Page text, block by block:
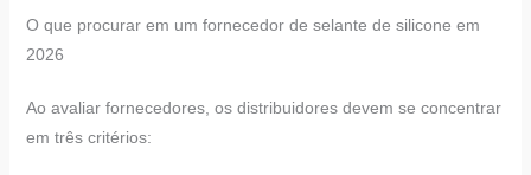
O que procurar em um fornecedor de selante de silicone em
2026
Ao avaliar fornecedores, os distribuidores devem se concentrar
em três critérios: